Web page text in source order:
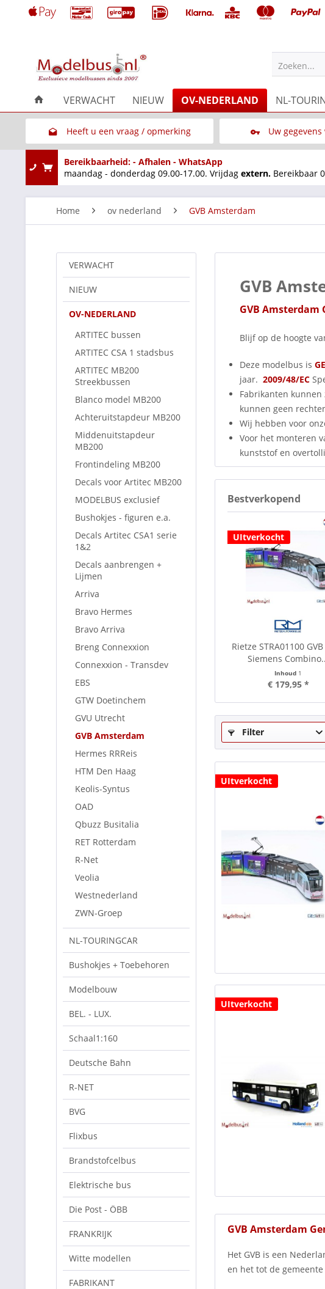
Zoeken...
VERWACHT NIEUW OV-NEDERLAND NL-
Heeft u een vraag / opmerking
Link naar het contactformulier
Uw gegevens
Bereikbaarheid: - Afhalen - WhatsApp
maandag - donderdag 09.00-17.00. Vrijdag extern. Bereikbaar
Home ov nederland GVB Amsterdam
VERWACHT
NIEUW
OV-NEDERLAND
ARTITEC bussen
ARTITEC CSA 1 stadsbus
ARTITEC MB200
Streekbussen
Blanco model MB200
Achteruitstapdeur MB200
Middenuitstapdeur
MB200
Frontindeling MB200
Decals voor Artitec MB200
MODELBUS exclusief
Bushokjes - figuren e.a.
Decals Artitec CSA1 serie
1&2
Decals aanbrengen +
Lijmen
Arriva
Bravo Hermes
Bravo Arriva
Breng Connexxion
Connexxion - Transdev
EBS
GTW Doetinchem
GVU Utrecht
GVB Amsterdam
Hermes RRReis
HTM Den Haag
Keolis-Syntus
OAD
Qbuzz Busitalia
RET Rotterdam
R-Net
Veolia
Westnederland
ZWN-Groep
NL-TOURINGCAR
Bushokjes + Toebehoren
Modelbouw
BEL. - LUX.
Schaal1:160
Deutsche Bahn
R-NET
BVG
Flixbus
Brandstofcelbus
Elektrische bus
Die Post - ÖBB
FRANKRIJK
Witte modellen
FABRIKANT
GVB
GVB
Blijf op de hoogte
Deze modelbus is
jaar. 2009/48/EC
Fabrikanten
kunnen geen
Wij hebben voor
Voor het monteren
kunststof en
Bestverkopend
UItverkocht
Rietze STRA01100
Siemens
Inhoud 1
€ 179,95 *
Filter
UItverkocht
UItverkocht
GVB Amsterdam
Het GVB is een
en het tot de